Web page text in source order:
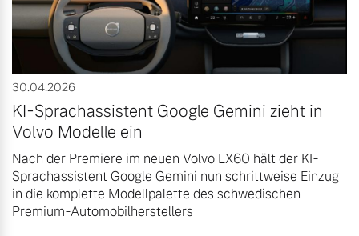
30.04.2026
KI-Sprachassistent Google Gemini zieht in
Volvo Modelle ein
Nach der Premiere im neuen Volvo EX60 hält der KI-
Sprachassistent Google Gemini nun schrittweise Einzug
in die komplette Modellpalette des schwedischen
Premium-Automobilherstellers